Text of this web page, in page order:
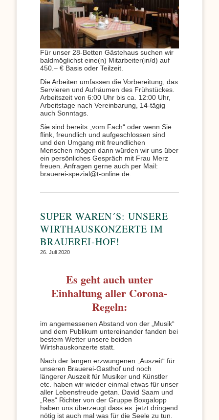
Für unser 28-Betten Gästehaus suchen wir
baldmöglichst eine(n) Mitarbeiter(in/d) auf
450.– € Basis oder Teilzeit.
Die Arbeiten umfassen die Vorbereitung, das
Servieren und Aufräumen des Frühstückes.
Arbeitszeit von 6:00 Uhr bis ca. 12:00 Uhr,
Arbeitstage nach Vereinbarung, 14-tägig
auch Sonntags.
Sie sind bereits „vom Fach“ oder wenn Sie
flink, freundlich und aufgeschlossen sind
und den Umgang mit freundlichen
Menschen mögen dann würden wir uns über
ein persönliches Gespräch mit Frau Merz
freuen. Anfragen gerne auch per Mail:
brauerei-spezial@t-online.de.
SUPER WAREN´S: UNSERE
WIRTHAUSKONZERTE IM
BRAUEREI-HOF!
26. Juli 2020
Es geht auch unter
Einhaltung aller Corona-
Regeln:
im angemessenen Abstand von der „Musik“
und dem Publikum untereinander fanden bei
bestem Wetter unsere beiden
Wirtshauskonzerte statt.
Nach der langen erzwungenen „Auszeit“ für
unseren Brauerei-Gasthof und noch
längerer Auszeit für Musiker und Künstler
etc. haben wir wieder einmal etwas für unser
aller Lebensfreude getan. David Saam und
„Res“ Richter von der Gruppe Boxgalopp
haben uns überzeugt dass es jetzt dringend
nötig ist auch mal was für die Seele zu tun.